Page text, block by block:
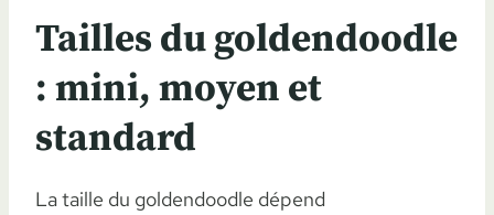
Tailles du goldendoodle
: mini, moyen et
standard
La taille du goldendoodle dépend